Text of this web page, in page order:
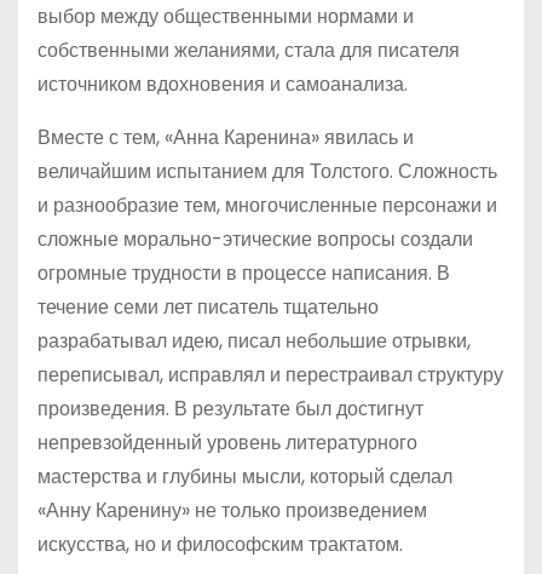
выбор между общественными нормами и
собственными желаниями, стала для писателя
источником вдохновения и самоанализа.
Вместе с тем, «Анна Каренина» явилась и
величайшим испытанием для Толстого. Сложность
и разнообразие тем, многочисленные персонажи и
сложные морально-этические вопросы создали
огромные трудности в процессе написания. В
течение семи лет писатель тщательно
разрабатывал идею, писал небольшие отрывки,
переписывал, исправлял и перестраивал структуру
произведения. В результате был достигнут
непревзойденный уровень литературного
мастерства и глубины мысли, который сделал
«Анну Каренину» не только произведением
искусства, но и философским трактатом.